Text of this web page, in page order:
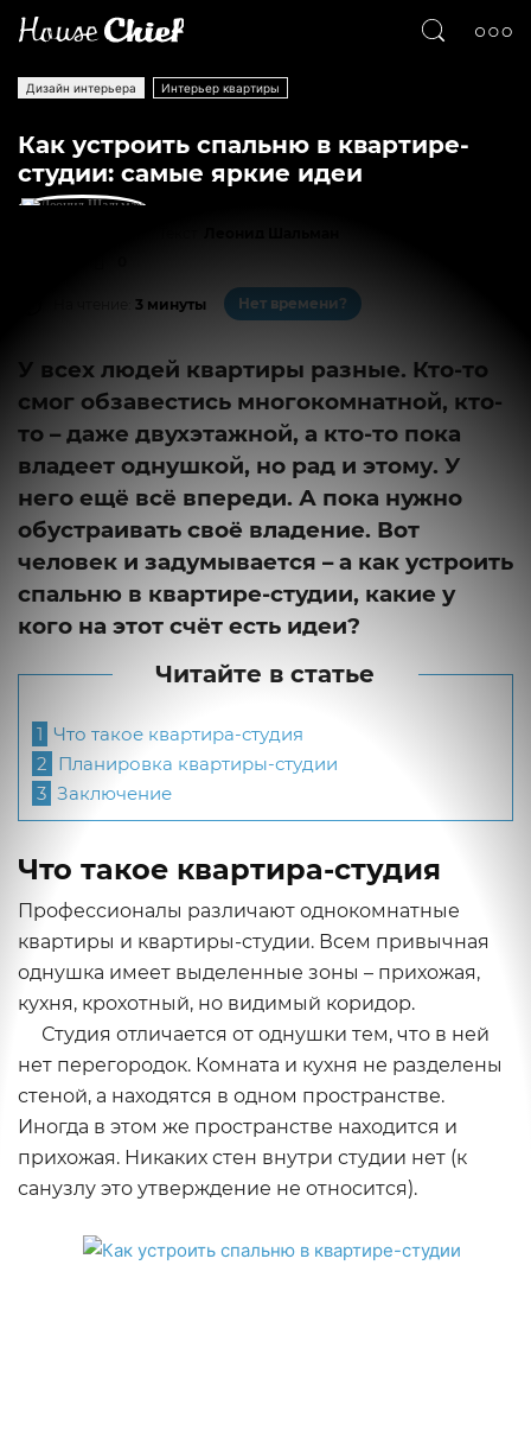
Дизайн интерьера Интерьер квартиры
Как устроить спальню в квартире-
студии: самые яркие идеи
3 минуты Нет времени?
У всех людей квартиры разные. Кто-то
смог обзавестись многокомнатной, кто-
то – даже двухэтажной, а кто-то пока
владеет однушкой, но рад и этому. У
него ещё всё впереди. А пока нужно
обустраивать своё владение. Вот
человек и задумывается – а как устроить
спальню в квартире-студии, какие у
кого на этот счёт есть идеи?
Читайте в статье
1 Что такое квартира-студия
2 Планировка квартиры-студии
3 Заключение
Что такое квартира-студия
Профессионалы различают однокомнатные
квартиры и квартиры-студии. Всем привычная
однушка имеет выделенные зоны – прихожая,
кухня, крохотный, но видимый коридор.
Студия отличается от однушки тем, что в ней
нет перегородок. Комната и кухня не разделены
стеной, а находятся в одном пространстве.
Иногда в этом же пространстве находится и
прихожая. Никаких стен внутри студии нет (к
санузлу это утверждение не относится).